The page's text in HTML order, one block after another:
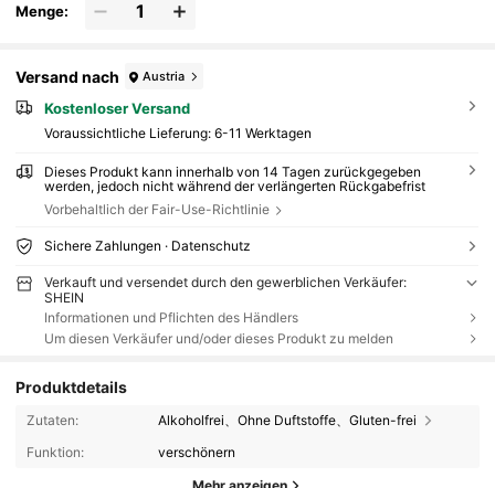
Menge:
Versand nach Austria
Kostenloser Versand
Voraussichtliche Lieferung: 6-11 Werktagen
Dieses Produkt kann innerhalb von 14 Tagen zurückgegeben
werden, jedoch nicht während der verlängerten Rückgabefrist
Vorbehaltlich der Fair-Use-Richtlinie
Sichere Zahlungen · Datenschutz
Verkauft und versendet durch den gewerblichen Verkäufer:
SHEIN
Informationen und Pflichten des Händlers
Um diesen Verkäufer und/oder dieses Produkt zu melden
Produktdetails
Zutaten:
Alkoholfrei、Ohne Duftstoffe、Gluten-frei
Funktion:
verschönern